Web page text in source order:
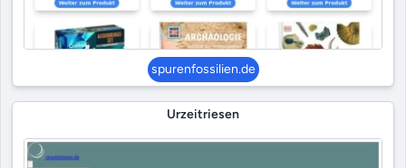
spurenfossilien.de
Urzeitriesen